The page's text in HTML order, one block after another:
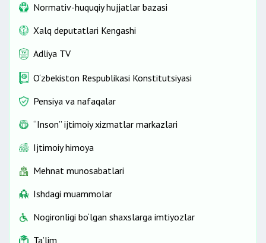
Normativ-huquqiy hujjatlar bazasi
Xalq deputatlari Kengashi
Adliya TV
O‘zbekiston Respublikasi Konstitutsiyasi
Pensiya va nafaqalar
“Inson” ijtimoiy xizmatlar markazlari
Ijtimoiy himoya
Mehnat munosabatlari
Ishdagi muammolar
Nogironligi bo‘lgan shaxslarga imtiyozlar
Ta’lim